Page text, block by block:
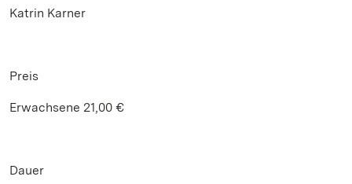
Katrin Karner
Preis
Erwachsene 21,00 €
Dauer